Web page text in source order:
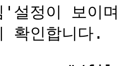
'설정이 보이
확인합니다.